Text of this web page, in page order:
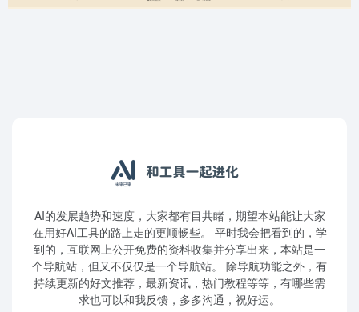
AI的发展趋势和速度，大家都有目共睹，期望本站能让大家
在用好AI工具的路上走的更顺畅些。 平时我会把看到的，学
到的，互联网上公开免费的资料收集并分享出来，本站是一
个导航站，但又不仅仅是一个导航站。 除导航功能之外，有
持续更新的好文推荐，最新资讯，热门教程等等，有哪些需
求也可以和我反馈，多多沟通，祝好运。